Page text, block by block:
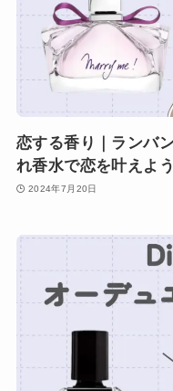
恋する香り｜ランバ
れ香水で恋を叶えよう
2024年7月20日